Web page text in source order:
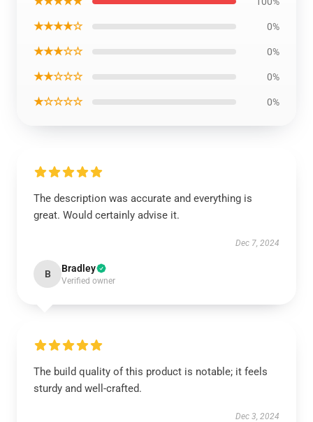
★★★★☆ 0%
★★★☆☆ 0%
★★☆☆☆ 0%
★☆☆☆☆ 0%
The description was accurate and everything is
great. Would certainly advise it.
Dec 7, 2024
B Bradley
Verified owner
The build quality of this product is notable; it feels
sturdy and well-crafted.
Dec 3, 2024